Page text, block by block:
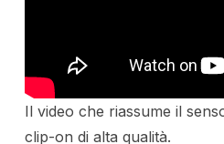
Il video che riassume il
clip-on di alta qualità.